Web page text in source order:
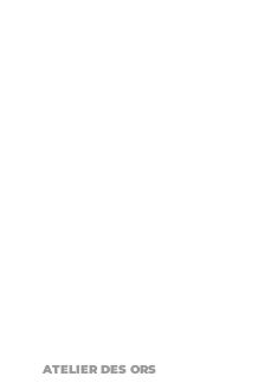
ATELIER DES ORS